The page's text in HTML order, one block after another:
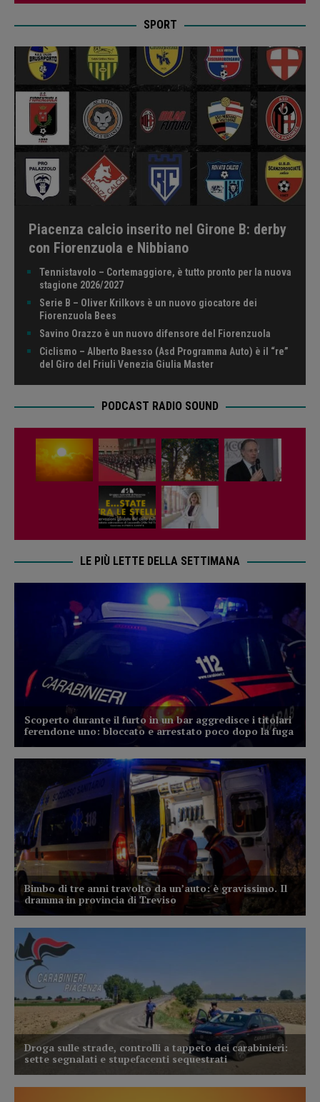
SPORT
Piacenza calcio inserito nel Girone B: derby
con Fiorenzuola e Nibbiano
Tennistavolo – Cortemaggiore, è tutto pronto per la nuova
stagione 2026/2027
Serie B – Oliver Krilkovs è un nuovo giocatore dei
Fiorenzuola Bees
Savino Orazzo è un nuovo difensore del Fiorenzuola
Ciclismo – Alberto Baesso (Asd Programma Auto) è il “re”
del Giro del Friuli Venezia Giulia Master
PODCAST RADIO SOUND
LE PIÙ LETTE DELLA SETTIMANA